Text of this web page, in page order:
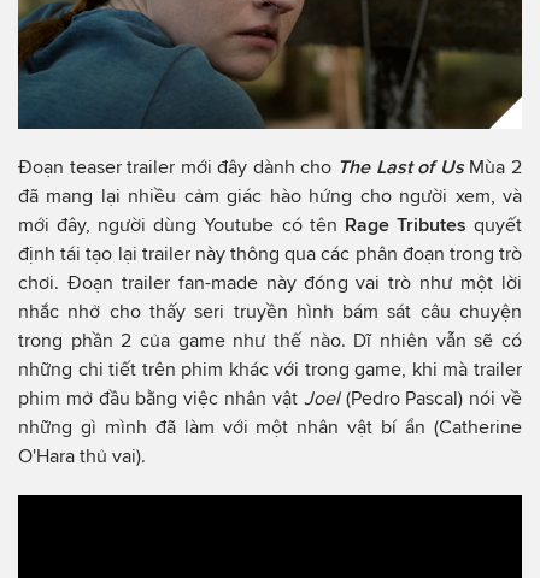
Đoạn teaser trailer mới đây dành cho The Last of Us Mùa 2
đã mang lại nhiều cảm giác hào hứng cho người xem, và
mới đây, người dùng Youtube có tên Rage Tributes quyết
định tái tạo lại trailer này thông qua các phân đoạn trong trò
chơi. Đoạn trailer fan-made này đóng vai trò như một lời
nhắc nhở cho thấy seri truyền hình bám sát câu chuyện
trong phần 2 của game như thế nào. Dĩ nhiên vẫn sẽ có
những chi tiết trên phim khác với trong game, khi mà trailer
phim mở đầu bằng việc nhân vật Joel (Pedro Pascal) nói về
những gì mình đã làm với một nhân vật bí ẩn (Catherine
O'Hara thủ vai).